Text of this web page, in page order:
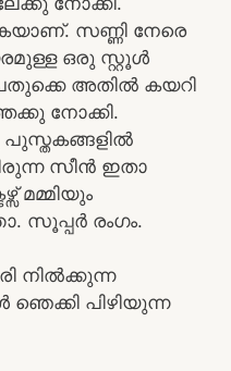
സണ്ണി നേരെ
ഒരു സ്റ്റൂൾ
അതിൽ കയറി
നോക്കി.
പുസ്തകങ്ങളിൽ
സീൻ ഇതാ
മമ്മിയും
സൂപ്പർ രംഗം.
നിൽക്കുന്ന
പിഴിയുന്ന